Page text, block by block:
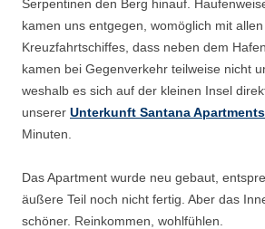
Serpentinen den Berg hinauf.
kamen uns entgegen, womöglich mit
Kreuzfahrtschiffes, dass neben dem
kamen bei Gegenverkehr teilweise nicht
weshalb es sich auf der kleinen Insel
unserer Unterkunft Santana Apartments
Minuten.
Das Apartment wurde neu gebaut,
äußere Teil noch nicht fertig. Aber das
schöner. Reinkommen, wohlfühlen.